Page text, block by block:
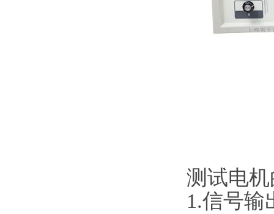
测试电
1.信号输